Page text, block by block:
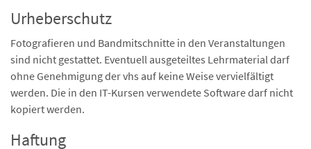
Urheberschutz
Fotografieren und Bandmitschnitte in den Veranstaltungen
sind nicht gestattet. Eventuell ausgeteiltes Lehrmaterial darf
ohne Genehmigung der vhs auf keine Weise vervielfältigt
werden. Die in den IT-Kursen verwendete Software darf nicht
kopiert werden.
Haftung